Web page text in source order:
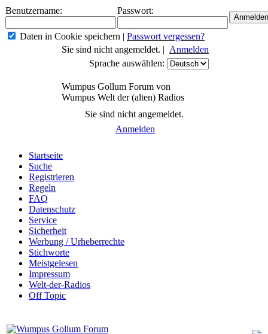
Benutzername: Passwort:
Daten in Cookie speichern | Passwort vergessen?
Sie sind nicht angemeldet. | Anmelden
Sprache auswählen:
Wumpus Gollum Forum von
Wumpus Welt der (alten) Radios
Sie sind nicht angemeldet.
Anmelden
Startseite
Suche
Registrieren
Regeln
FAQ
Datenschutz
Service
Sicherheit
Werbung / Urheberrechte
Stichworte
Meistgelesen
Impressum
Welt-der-Radios
Off Topic